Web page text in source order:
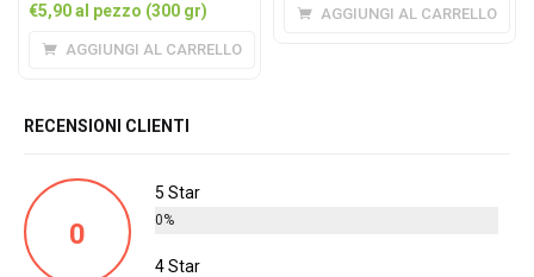
€5,90al pezzo (300 gr)
AGGIUNGI AL CARRELLO
AGGIUNGI AL CARRELLO
RECENSIONI CLIENTI
0
5 Star
0%
4 Star